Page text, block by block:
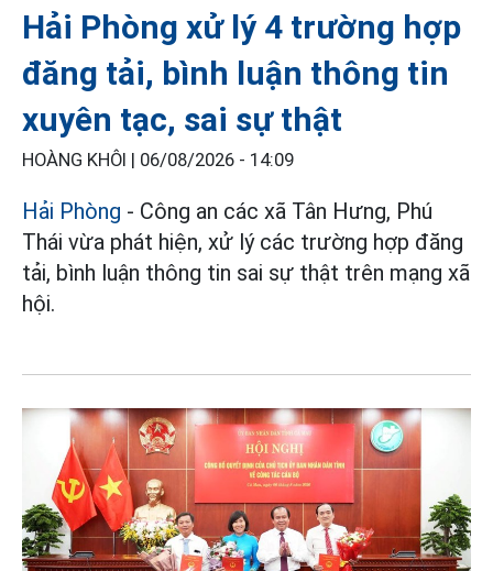
Hải Phòng xử lý 4 trường hợp
đăng tải, bình luận thông tin
xuyên tạc, sai sự thật
HOÀNG KHÔI | 06/08/2026 - 14:09
Hải Phòng - Công an các xã Tân Hưng, Phú
Thái vừa phát hiện, xử lý các trường hợp đăng
tải, bình luận thông tin sai sự thật trên mạng xã
hội.